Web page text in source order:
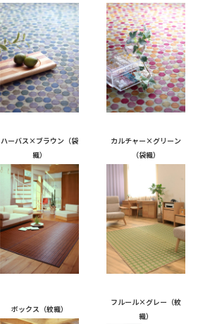
ハーバス×ブラウン（袋
織）
カルチャー×グリーン
（袋織）
ボックス（紋織）
フルール×グレー（紋
織）